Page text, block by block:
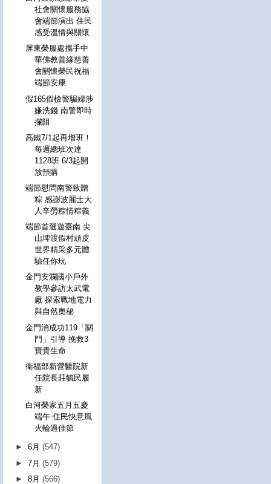
社會關懷服務協
會端節演出 住民
感受溫情與關懷
屏東榮服處攜手中
華佛教善緣慈善
會關懷榮民祝福
端節安康
假165假檢警騙婦涉
嫌洗錢 南警即時
攔阻
高鐵7/1起再增班！
每週總班次達
1128班 6/3起開
放預購
端節慰問南警致贈
粽 感謝波麗士大
人辛勞粽情粽義
端節首選遊臺南 尖
山埤渡假村頑皮
世界精采多元體
驗任你玩
金門安瀾國小戶外
教學參訪太武電
廠 探索戰地電力
與自然奧秘
金門消成功119「關
門」引導 挽救3
寶貴生命
衛福部新營醫院新
任院長莊毓民履
新
白河榮家五月五慶
端午 住民快意風
火輪過佳節
►6月(547)
►7月(579)
►8月(566)